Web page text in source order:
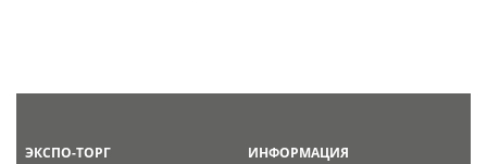
ЭКСПО-ТОРГ ИНФОРМАЦИЯ